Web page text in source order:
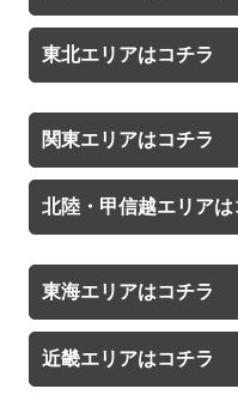
東北エリアはコチラ
関東エリアはコチラ
北陸・甲信越エリアは
東海エリアはコチラ
近畿エリアはコチラ